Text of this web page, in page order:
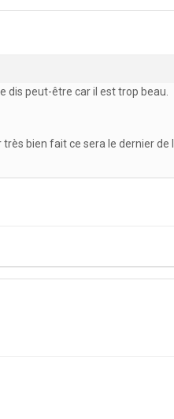
dis peut-être car il est trop beau.
bien fait ce sera le dernier